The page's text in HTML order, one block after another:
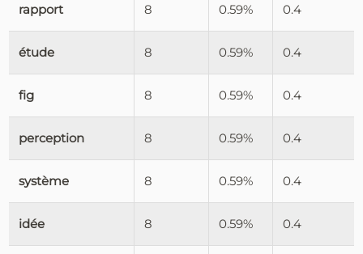
rapport 8 0.59% 0.4
étude 8 0.59% 0.4
fig 8 0.59% 0.4
perception 8 0.59% 0.4
système 8 0.59% 0.4
idée 8 0.59% 0.4